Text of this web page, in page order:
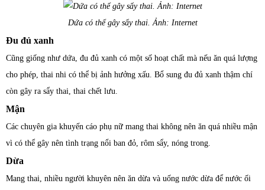
Dứa có thể gây sẩy thai. Ảnh: Internet
Đu đủ xanh
Cũng giống như dứa, đu đủ xanh có một số hoạt chất mà nếu ăn quá lượng
cho phép, thai nhi có thể bị ảnh hưởng xấu. Bổ sung đu đủ xanh thậm chí
còn gây ra sẩy thai, thai chết lưu.
Mận
Các chuyên gia khuyến cáo phụ nữ mang thai không nên ăn quá nhiều mận
vì có thể gây nên tình trạng nổi ban đỏ, rôm sẩy, nóng trong.
Dừa
Mang thai, nhiều người khuyên nên ăn dừa và uống nước dừa để nước ối